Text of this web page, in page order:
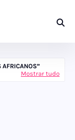
AFRICANOS
Mostrar tudo